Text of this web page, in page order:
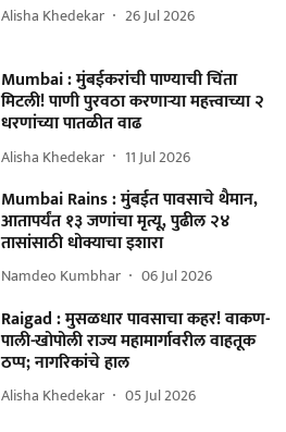
Alisha Khedekar 26 Jul 2026
Mumbai : मुंबईकरांची पाण्याची चिंता
मिटली! पाणी पुरवठा करणाऱ्या महत्त्वाच्या २
धरणांच्या पातळीत वाढ
Alisha Khedekar 11 Jul 2026
Mumbai Rains : मुंबईत पावसाचे थैमान,
आतापर्यंत १३ जणांचा मृत्यू, पुढील २४
तासांसाठी धोक्याचा इशारा
Namdeo Kumbhar 06 Jul 2026
Raigad : मुसळधार पावसाचा कहर! वाकण-
पाली-खोपोली राज्य महामार्गावरील वाहतूक
ठप्प; नागरिकांचे हाल
Alisha Khedekar 05 Jul 2026